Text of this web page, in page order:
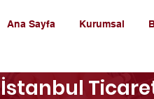
Ana Sayfa Kurumsal
İstanbul